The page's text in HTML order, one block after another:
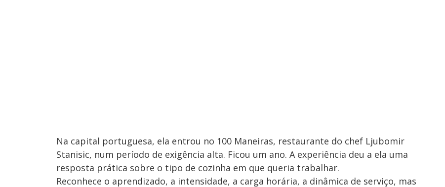
Na capital portuguesa, ela entrou no 100 Maneiras, restaurante do chef Ljubomir
Stanisic, num período de exigência alta. Ficou um ano. A experiência deu a ela uma
resposta prática sobre o tipo de cozinha em que queria trabalhar.
Reconhece o aprendizado, a intensidade, a carga horária, a dinâmica de serviço, mas